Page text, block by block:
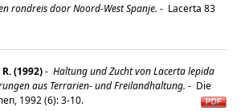
rondreis door Noord-West Spanje. - Lacerta 83
(1992)- Haltung und Zucht von Lacerta lepida
aus Terrarien- und Freilandhaltung. - Die
1992 (6): 3-10.